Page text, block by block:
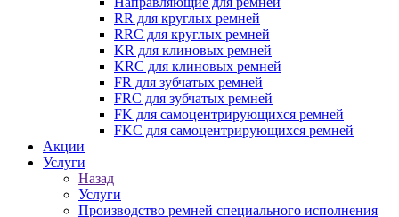
RR для круглых ремней
RRC для круглых ремней
KR для клиновых ремней
KRC для клиновых ремней
FR для зубчатых ремней
FRC для зубчатых ремней
FK для самоцентрирующихся ремней
FKC для самоцентрирующихся ремней
Акции
Услуги
Назад
Услуги
Производство ремней специального исполнения